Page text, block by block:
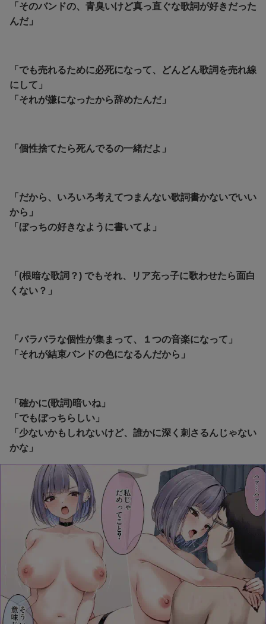
「そのバンドの、青臭いけど真っ直ぐな歌詞が好きだった
んだ」
「でも売れるために必死になって、どんどん歌詞を売れ線
にして」
「それが嫌になったから辞めたんだ」
「個性捨てたら死んでるの一緒だよ」
「だから、いろいろ考えてつまんない歌詞書かないでいい
から」
「ぼっちの好きなように書いてよ」
「(根暗な歌詞？) でもそれ、リア充っ子に歌わせたら面白
くない？」
「バラバラな個性が集まって、１つの音楽になって」
「それが結束バンドの色になるんだから」
「確かに(歌詞)暗いね」
「でもぼっちらしい」
「少ないかもしれないけど、誰かに深く刺さるんじゃない
かな」